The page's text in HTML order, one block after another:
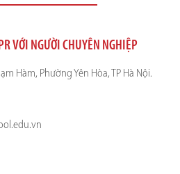
VỚI NGƯỜI CHUYÊN NGHIỆP
Hàm, Phường Yên Hòa, TP Hà Nội.